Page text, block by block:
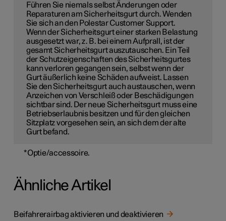
Führen Sie niemals selbst Änderungen oder
Reparaturen am Sicherheitsgurt durch. Wenden
Sie sich an den Polestar Customer Support.
Wenn der Sicherheitsgurt einer starken Belastung
ausgesetzt war, z. B. bei einem Aufprall, ist der
gesamt Sicherheitsgurt auszutauschen. Ein Teil
der Schutzeigenschaften des Sicherheitsgurtes
kann verloren gegangen sein, selbst wenn der
Gurt äußerlich keine Schäden aufweist. Lassen
Sie den Sicherheitsgurt auch austauschen, wenn
Anzeichen von Verschleiß oder Beschädigungen
sichtbar sind. Der neue Sicherheitsgurt muss eine
Betriebserlaubnis besitzen und für den gleichen
Sitzplatz vorgesehen sein, an sich dem der alte
Gurt befand.
*Optie/accessoire.
Ähnliche Artikel
Beifahrerairbag aktivieren und deaktivieren